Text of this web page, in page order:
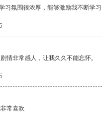
习氛围很浓厚，能够激励我不断学习
情非常感人，让我久久不能忘怀。
常喜欢